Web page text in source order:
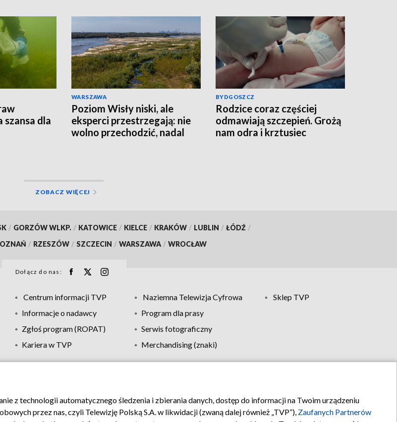
szansa dla
WARSZAWA
Poziom Wisły niski, ale
eksperci przestrzegają: nie
wolno przechodzić, nadal
BYDGOSZCZ
Rodzice coraz częściej
odmawiają szczepień. Grożą
nam odra i krztusiec
ZOBACZ WIĘCEJ
/ GORZÓW WLKP. / KATOWICE / KIELCE / KRAKÓW / LUBLIN / ŁÓDŹ /
/ RZESZÓW / SZCZECIN / WARSZAWA / WROCŁAW
Dołącz do nas:
Centrum informacji TVP Naziemna Telewizja Cyfrowa
Sklep TVP
Informacje o nadawcy
Program dla prasy
Zgłoś program (ROPAT)
Serwis fotograficzny
Kariera w TVP
Merchandising (znaki)
Moje zgody Pomoc Biuro reklamy Kontakt
z technologii automatycznego śledzenia i zbierania danych, dostęp do informacji na Twoim urządzeniu
przez nas, czyli Telewizję Polską S.A. w likwidacji (zwaną dalej również „TVP”), Zaufanych Partnerów